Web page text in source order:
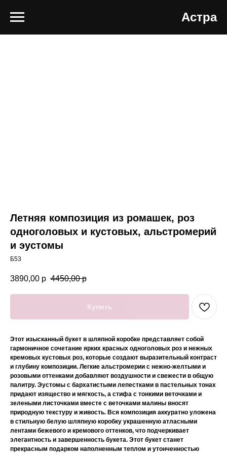
Астра
Летняя композиция из ромашек, роз
одноголовых и кустовых, альстромерий
и эустомы
Б53
3890,00 р 4450,00 р
Купить
Этот изысканный букет в шляпной коробке представляет собой
гармоничное сочетание ярких красных одноголовых роз и нежных
кремовых кустовых роз, которые создают выразительный контраст
и глубину композиции. Легкие альстромерии с нежно-желтыми и
розовыми оттенками добавляют воздушности и свежести в общую
палитру. Эустомы с бархатистыми лепестками в пастельных тонах
придают изящество и мягкость, а стифа с тонкими веточками и
зелеными листочками вместе с веточками малины вносят
природную текстуру и живость. Вся композиция аккуратно уложена
в стильную белую шляпную коробку украшенную атласными
лентами бежевого и кремового оттенков, что подчеркивает
элегантность и завершенность букета. Этот букет станет
прекрасным подарком наполненным теплом и утонченностью